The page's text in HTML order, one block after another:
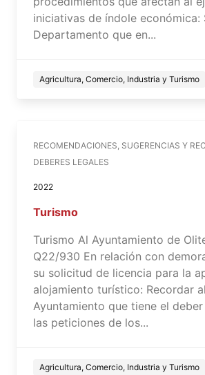
iniciativas de índole económica:
Departamento que en...
Agricultura, Comercio, Industria y Turismo
RECOMENDACIONES, SUGERENCIAS Y
DEBERES LEGALES
2022
Turismo
Turismo Al Ayuntamiento de
Q22/930 En relación con
su solicitud de licencia para la
alojamiento turístico: Recordar al
Ayuntamiento que tiene el
las peticiones de los...
Agricultura, Comercio, Industria y Turismo